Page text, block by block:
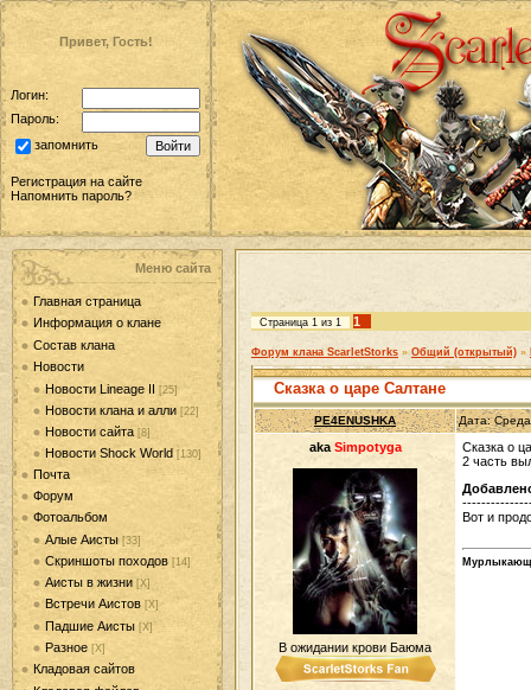
Привет, Гость!
Логин:
Пароль:
запомнить
Регистрация на сайте
Напомнить пароль?
Меню сайта
Главная страница
Информация о клане
Состав клана
Новости
Новости Lineage II [25]
Новости клана и алли [22]
Новости сайта [8]
Новости Shock World [130]
Почта
Форум
Фотоальбом
Алые Аисты [33]
Скриншоты походов [14]
Аисты в жизни [Х]
Встречи Аистов [Х]
Падшие Аисты [Х]
Разное [Х]
Кладовая сайтов
Страница 1 из 1 1
Форум клана ScarletStorks » Общий (открытый) »
Сказка о царе Салтане
PE4ENUSHKA Дата:
aka Simpotyga
В ожидании крови Баюма
Сказка о
2 часть
Вот и